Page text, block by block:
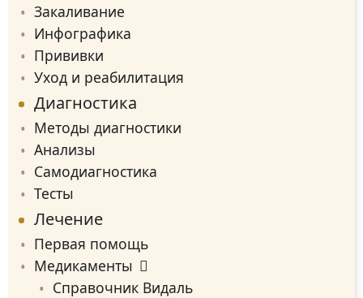
Закаливание
Инфографика
Прививки
Уход и реабилитация
Диагностика
Методы диагностики
Анализы
Самодиагностика
Тесты
Лечение
Первая помощь
Медикаменты
Справочник Видаль